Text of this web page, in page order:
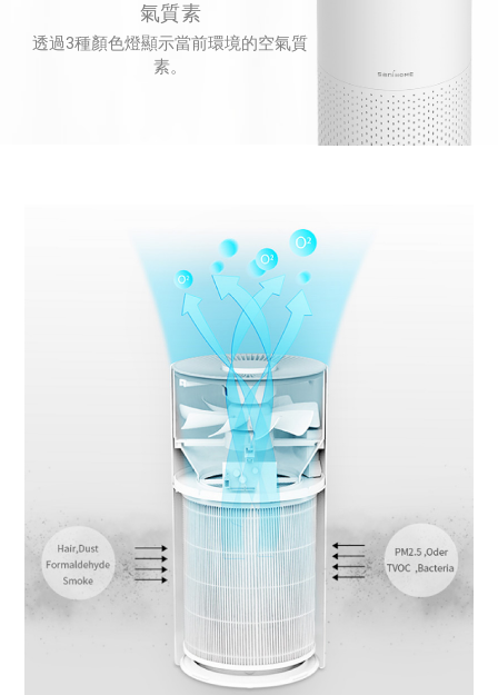
氣質素
透過3種顏色燈顯示當前環境的空氣質
素。